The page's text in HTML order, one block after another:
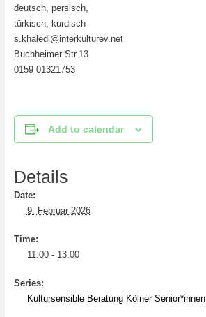
deutsch, persisch,
türkisch, kurdisch
s.khaledi@interkulturev.net
Buchheimer Str.13
0159 01321753
Add to calendar
Details
Date:
9. Februar 2026
Time:
11:00 - 13:00
Series:
Kultursensible Beratung Kölner Senior*innen